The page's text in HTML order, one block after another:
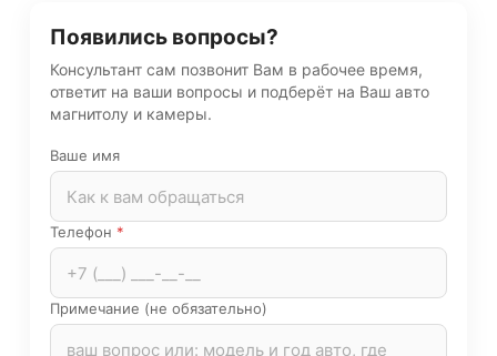
Появились вопросы?
Консультант сам позвонит Вам в рабочее время,
ответит на ваши вопросы и подберёт на Ваш авто
магнитолу и камеры.
Ваше имя
Телефон *
Примечание (не обязательно)